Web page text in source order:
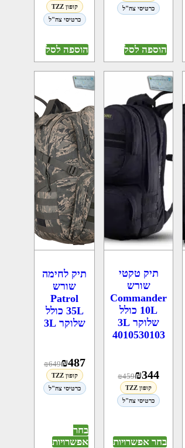
כרטיסי צה"ל
הוספה לסל
קופון TZZ
כרטיסי צה"ל
הוספה לסל
תיק טקטי
שורש
Commander
10L כולל
שלוקר 3L
4010530103
₪344
₪459
קופון TZZ
כרטיסי צה"ל
בחר אפשרויות
תיק לחימה
שורש
Patrol
35L כולל
שלוקר 3L
₪487
₪649
קופון TZZ
כרטיסי צה"ל
בחר
אפשרויות